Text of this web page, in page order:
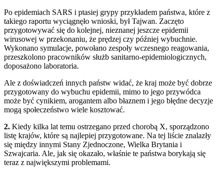
Po epidemiach SARS i ptasiej grypy przykładem państwa, które z
takiego raportu wyciągnęło wnioski, był Tajwan. Zaczęto
przygotowywać się do kolejnej, nieznanej jeszcze epidemii
wirusowej w przekonaniu, że prędzej czy później wybuchnie.
Wykonano symulacje, powołano zespoły wczesnego reagowania,
przeszkolono pracowników służb sanitarno-epidemiologicznych,
doposażono laboratoria.
Ale z doświadczeń innych państw widać, że kraj może być dobrze
przygotowany do wybuchu epidemii, mimo to jego przywódca
może być cynikiem, arogantem albo błaznem i jego błędne decyzje
mogą społeczeństwo wiele kosztować.
2. Kiedy kilka lat temu ostrzegano przed chorobą X, sporządzono
listę krajów, które są najlepiej przygotowane. Na tej liście znalazły
się między innymi Stany Zjednoczone, Wielka Brytania i
Szwajcaria. Ale, jak się okazało, właśnie te państwa borykają się
teraz z największymi problemami.